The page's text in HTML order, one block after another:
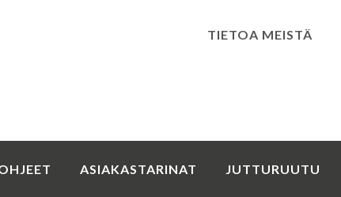
TIETOA MEISTÄ
ASIAKASTARINAT JUTTURUUTU